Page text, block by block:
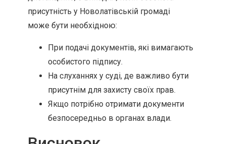
присутність у Новолатівській громаді
може бути необхідною:
При подачі документів, які вимагають
особистого підпису.
На слуханнях у суді, де важливо бути
присутнім для захисту своїх прав.
Якщо потрібно отримати документи
безпосередньо в органах влади.